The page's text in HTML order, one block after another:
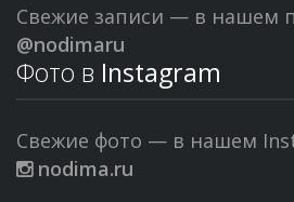
Свежие записи — в нашем
@nodimaru
Фото в Instagram
Свежие фото — в нашем
nodima.ru